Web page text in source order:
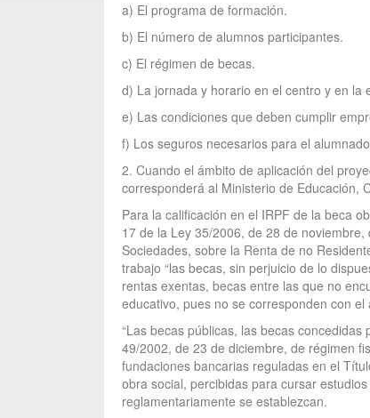
a) El programa de formación.
b) El número de alumnos participantes.
c) El régimen de becas.
d) La jornada y horario en el centro y en la
e) Las condiciones que deben cumplir
f) Los seguros necesarios para el
2. Cuando el ámbito de aplicación del
corresponderá al Ministerio de Educación,
Para la calificación en el IRPF de la beca
17 de la Ley 35/2006, de 28 de
Sociedades, sobre la Renta de no
trabajo “las becas, sin perjuicio de lo
rentas exentas, becas entre las que no
educativo, pues no se corresponden con
“Las becas públicas, las becas
49/2002, de 23 de diciembre, de régimen
fundaciones bancarias reguladas en el
obra social, percibidas para cursar
reglamentariamente se establezcan.